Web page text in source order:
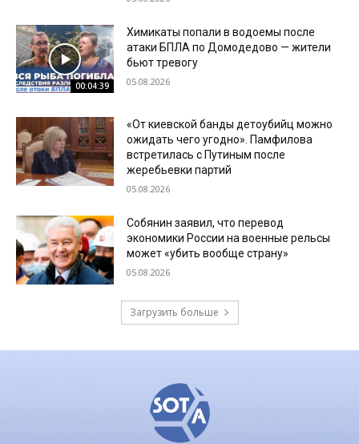
00:04:39
Химикаты попали в водоемы после
атаки БПЛА по Домодедово — жители
бьют тревогу
05.08.2026
«От киевской банды детоубийц можно
ожидать чего угодно». Памфилова
встретилась с Путиным после
жеребьевки партий
05.08.2026
Собянин заявил, что перевод
экономики России на военные рельсы
может «убить вообще страну»
05.08.2026
Загрузить больше